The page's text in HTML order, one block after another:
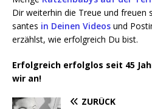
Dir wei­ter­hin die Treue und
san­tes in Dei­nen Vide­os und
erzählst, wie erfolg­reich Du bist.
Erfolg­reich erfolg­los seit 45
wir an!
ZURÜCK